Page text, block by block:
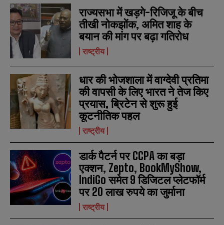
N
a
m
e
*
E
m
a
i
l
*
u
m
b
e
r
s
SUBMIT
N
a
m
e
*
E
m
a
i
l
*
u
m
b
e
r
s
SUBMIT
राज्यसभा में खड़गे-रिजिजू के बीच
तीखी नोकझोंक, अमित शाह के
बयान की मांग पर बढ़ा गतिरोध
राष्ट्रीय
धार की भोजशाला में वाग्देवी प्रतिमा
की वापसी के लिए भारत ने तेज किए
प्रयास, ब्रिटेन से शुरू हुई
कूटनीतिक पहल
राष्ट्रीय
डार्क पैटर्न पर CCPA का बड़ा
एक्शन, Zepto, BookMyShow,
IndiGo समेत 9 डिजिटल प्लेटफॉर्म
पर 20 लाख रुपये का जुर्माना
राष्ट्रीय